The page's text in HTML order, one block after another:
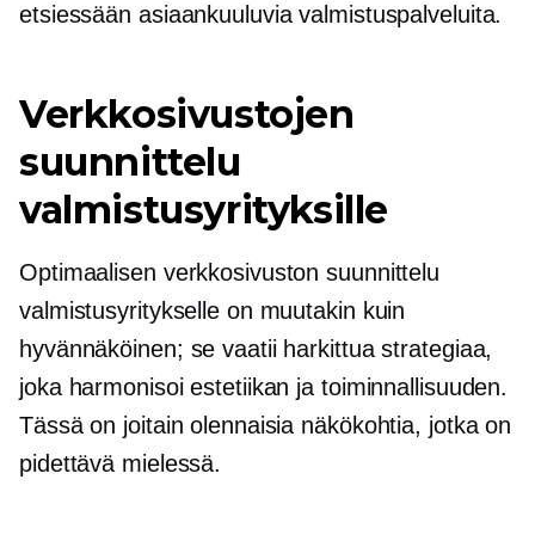
etsiessään asiaankuuluvia valmistuspalveluita.
Verkkosivustojen
suunnittelu
valmistusyrityksille
Optimaalisen verkkosivuston suunnittelu
valmistusyritykselle on muutakin kuin
hyvännäköinen; se vaatii harkittua strategiaa,
joka harmonisoi estetiikan ja toiminnallisuuden.
Tässä on joitain olennaisia ​​näkökohtia, jotka on
pidettävä mielessä.